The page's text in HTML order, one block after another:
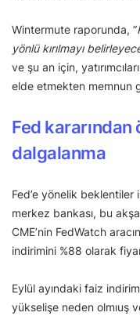
Wintermute raporunda, “
yönlü kırılmayı
ve şu an için,
elde etmekten memnun
Fed kararından
dalgalanma
Fed’e yönelik beklentiler
merkez bankası, bu
CME’nin FedWatch
indirimini %88 olarak
Eylül ayındaki faiz
yükselişe neden olmıuş